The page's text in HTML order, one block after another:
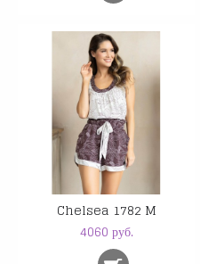
Chelsea 1782 M
4060 руб.